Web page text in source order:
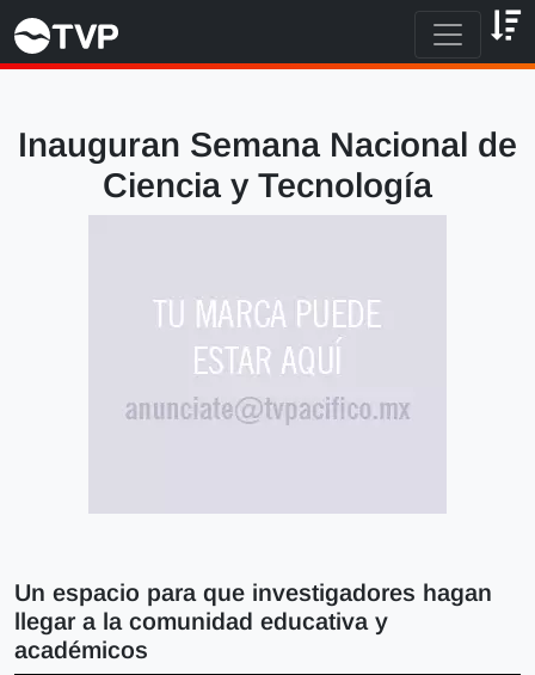
Inauguran Semana Nacional de
Ciencia y Tecnología
Un espacio para que investigadores hagan
llegar a la comunidad educativa y
académicos